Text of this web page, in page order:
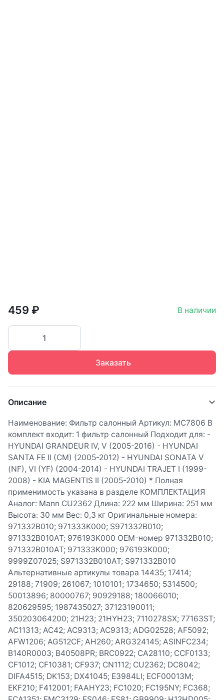
459 ₽ В наличии
Заказать
Описание
Наименование: Фильтр салонный Артикул: MC7806 В
комплект входит: 1 фильтр салонный Подходит для: -
HYUNDAI GRANDEUR IV, V (2005-2016) - HYUNDAI
SANTA FE II (CM) (2005-2012) - HYUNDAI SONATA V
(NF), VI (YF) (2004-2014) - HYUNDAI TRAJET I (1999-
2008) - KIA MAGENTIS II (2005-2010) * Полная
применимость указана в разделе КОМПЛЕКТАЦИЯ
Аналог: Mann CU2362 Длина: 222 мм Ширина: 251 мм
Высота: 30 мм Вес: 0,3 кг Оригинальные номера:
971332B010; 971333K000; S971332B010;
971332B010AT; 976193K000 OEM-номер 971332B010;
971332B010AT; 971333K000; 976193K000;
9999Z07025; S971332B010AT; S971332B010
Альтернативные артикулы товара 14435; 17414;
29188; 71909; 261067; 1010101; 1734650; 5314500;
50013896; 80000767; 90929188; 180066010;
820629595; 1987435027; 37123190011;
350203064200; 21H23; 21HYH23; 7110278SX; 77163ST;
AC11313; AC42; AC9313; AC9313; ADG02528; AF5092;
AFW1206; AG512CF; AH260; ARG324145; ASINFC234;
B140R0003; B40508PR; BRC0922; CA28110; CCF0133;
CF1012; CF10381; CF937; CN1112; CU2362; DC8042;
DIFA4515; DK153; DX41045; E3984LI; ECF00013M;
EKF210; F412001; FAAHY23; FC1020; FC195NY; FC368;